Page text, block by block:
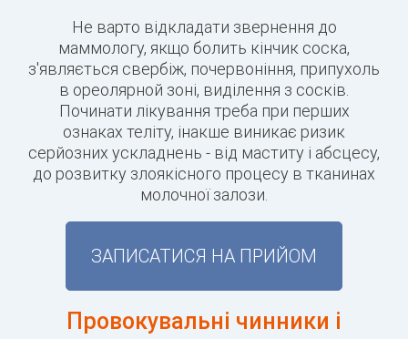
Не варто відкладати звернення до
маммологу, якщо болить кінчик соска,
з'являється свербіж, почервоніння, припухоль
в ореолярной зоні, виділення з сосків.
Починати лікування треба при перших
ознаках теліту, інакше виникає ризик
серйозних ускладнень - від маститу і абсцесу,
до розвитку злоякісного процесу в тканинах
молочної залози.
ЗАПИСАТИСЯ НА ПРИЙОМ
Провокувальні чинники і